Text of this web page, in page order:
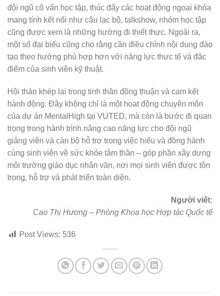
đội ngũ cố vấn học tập, thúc đẩy các hoạt động ngoại khóa
mang tính kết nối như câu lạc bộ, talkshow, nhóm học tập
cũng được xem là những hướng đi thiết thực. Ngoài ra,
một số đại biểu cũng cho rằng cần điều chỉnh nội dung đào
tạo theo hướng phù hợp hơn với năng lực thực tế và đặc
điểm của sinh viên kỹ thuật.
Hội thảo khép lại trong tinh thần đồng thuận và cam kết
hành động. Đây không chỉ là một hoạt động chuyên môn
của dự án MentalHigh tại VUTED, mà còn là bước đi quan
trọng trong hành trình nâng cao năng lực cho đội ngũ
giảng viên và cán bộ hỗ trợ trong việc hiểu và đồng hành
cùng sinh viên về sức khỏe tâm thần – góp phần xây dựng
môi trường giáo dục nhân văn, nơi mọi sinh viên được tôn
trọng, hỗ trợ và phát triển toàn diện.
Người viết:
Cao Thị Hương – Phòng Khoa học Hợp tác Quốc tế
Post Views: 536